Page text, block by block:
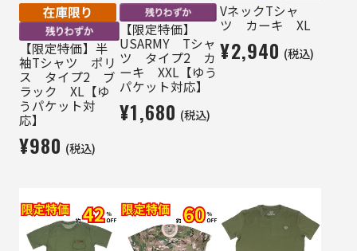
【限定特価】半
袖Tシャツ ポリ
ス タイプ2 ブ
ラック XL【ゆ
うパケット対
応】
¥980 (税込)
【限定特価】
USARMY Tシャ
ツ タイプ2 カ
ーキ XXL【ゆう
パケット対応】
¥1,680 (税込)
VネックTシャ
ツ カーキ XL
¥2,940 (税込)